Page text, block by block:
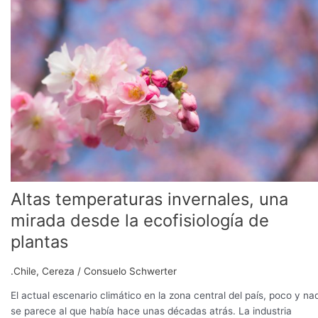
Altas temperaturas invernales, una
mirada desde la ecofisiología de
plantas
.Chile, Cereza / Consuelo Schwerter
El actual escenario climático en la zona central del país, poco y
se parece al que había hace unas décadas atrás. La industria
una
ecofisiología
de
plantas